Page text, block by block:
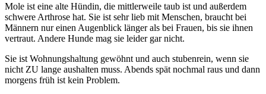
Mole ist eine alte Hündin, die mittlerweile taub ist und außerdem
schwere Arthrose hat. Sie ist sehr lieb mit Menschen, braucht bei
Männern nur einen Augenblick länger als bei Frauen, bis sie ihnen
vertraut. Andere Hunde mag sie leider gar nicht.
Sie ist Wohnungshaltung gewöhnt und auch stubenrein, wenn sie
nicht ZU lange aushalten muss. Abends spät nochmal raus und dann
morgens früh ist kein Problem.